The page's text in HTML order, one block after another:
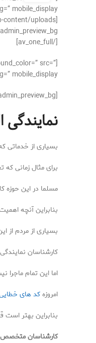
mobile_display=”]
av_image]
[/av_one_full]
src=”
mobile_display=”]
[av_textblock size=’16’ font_color=” color=” av-medium-font-size=” av-small-font-size=” av-mini-font-size=” admin_preview_bg=”]
نمایندگی
بسیاری از خدماتی
برای مثال زمانی
مسلما در این حوزه
بنابراین آنچه
بسیاری از مردم از
کارشناسان
اما این تمام ماجرا
امروزهکد های
بنابراین بهتر
کارشناسان